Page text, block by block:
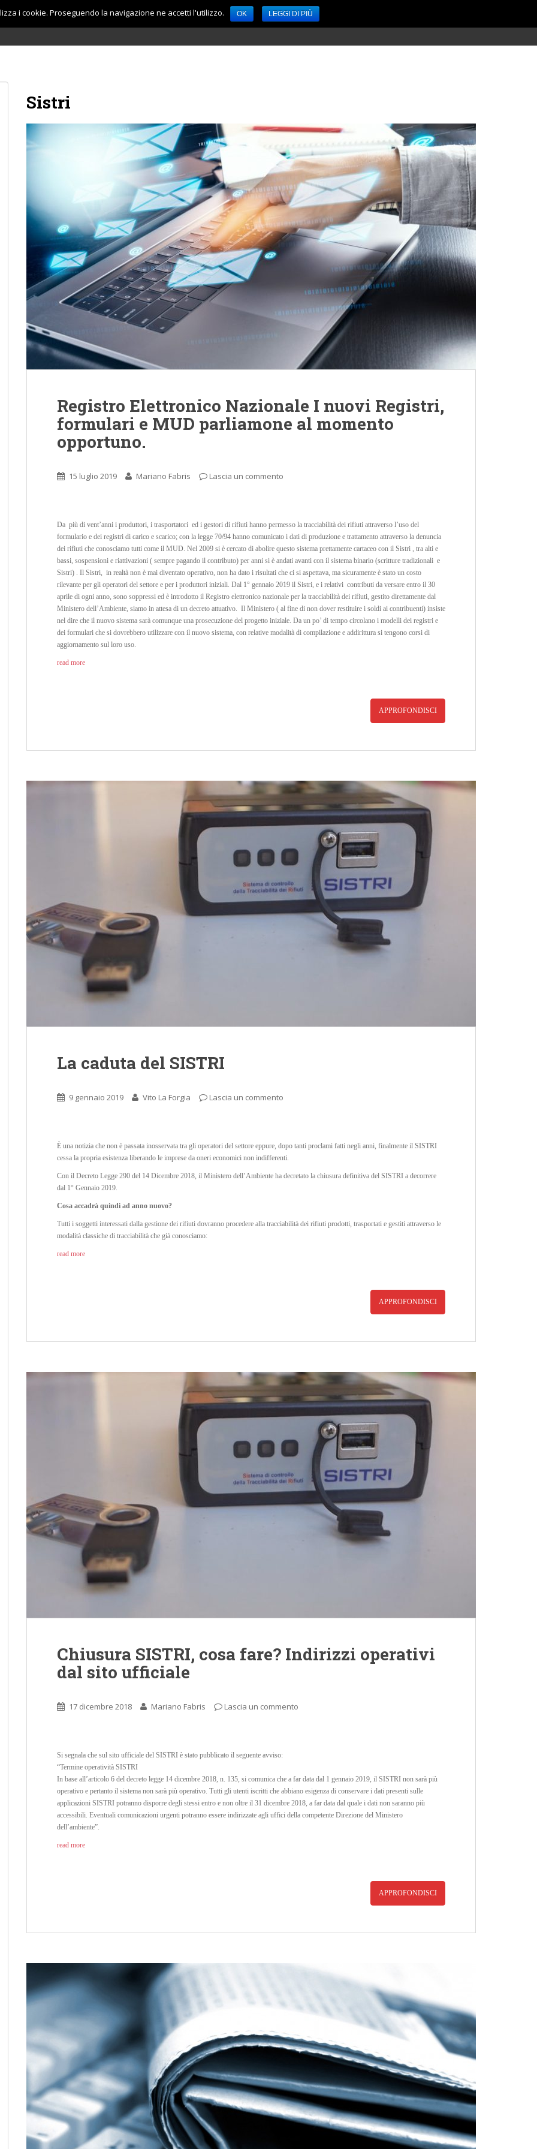
HOME SERVIZI
Sistri
Registro Elettronico Nazionale I nuovi Registri,
formulari e MUD parliamone al momento
opportuno.
15 luglio 2019 Mariano Fabris Lascia un commento
Da più di vent’anni i produttori, i trasportatori ed i gestori di rifiuti hanno permesso la tracciabilità dei rifiuti attraverso l’uso del
formulario e dei registri di carico e scarico; con la legge 70/94 hanno comunicato i dati di produzione e trattamento attraverso la denuncia
dei rifiuti che conosciamo tutti come il MUD. Nel 2009 si è cercato di abolire questo sistema prettamente cartaceo con il Sistri , tra alti e
bassi, sospensioni e riattivazioni ( sempre pagando il contributo) per anni si è andati avanti con il sistema binario (scritture tradizionali e
Sistri) . Il Sistri, in realtà non è mai diventato operativo, non ha dato i risultati che ci si aspettava, ma sicuramente è stato un costo
rilevante per gli operatori del settore e per i produttori iniziali. Dal 1° gennaio 2019 il Sistri, e i relativi contributi da versare entro il 30
aprile di ogni anno, sono soppressi ed è introdotto il Registro elettronico nazionale per la tracciabilità dei rifiuti, gestito direttamente dal
Ministero dell’Ambiente, siamo in attesa di un decreto attuativo. Il Ministero ( al fine di non dover restituire i soldi ai contribuenti) insiste
nel dire che il nuovo sistema sarà comunque una prosecuzione del progetto iniziale. Da un po’ di tempo circolano i modelli dei registri e
dei formulari che si dovrebbero utilizzare con il nuovo sistema, con relative modalità di compilazione e addirittura si tengono corsi di
aggiornamento sul loro uso.
read more
APPROFONDISCI
La caduta del SISTRI
9 gennaio 2019 Vito La Forgia Lascia un commento
È una notizia che non è passata inosservata tra gli operatori del settore eppure, dopo tanti proclami fatti negli anni, finalmente il SISTRI
cessa la propria esistenza liberando le imprese da oneri economici non indifferenti.
Con il Decreto Legge 290 del 14 Dicembre 2018, il Ministero dell’Ambiente ha decretato la chiusura definitiva del SISTRI a decorrere
dal 1° Gennaio 2019.
Cosa accadrà quindi ad anno nuovo?
Tutti i soggetti interessati dalla gestione dei rifiuti dovranno procedere alla tracciabilità dei rifiuti prodotti, trasportati e gestiti attraverso le
modalità classiche di tracciabilità che già conosciamo:
read more
APPROFONDISCI
Chiusura SISTRI, cosa fare? Indirizzi operativi
dal sito ufficiale
17 dicembre 2018 Mariano Fabris Lascia un commento
Si segnala che sul sito ufficiale del SISTRI è stato pubblicato il seguente avviso:
“Termine operatività SISTRI
In base all’articolo 6 del decreto legge 14 dicembre 2018, n. 135, si comunica che a far data dal 1 gennaio 2019, il SISTRI non sarà più
operativo e pertanto il sistema non sarà più operativo. Tutti gli utenti iscritti che abbiano esigenza di conservare i dati presenti sulle
applicazioni SISTRI potranno disporre degli stessi entro e non oltre il 31 dicembre 2018, a far data dal quale i dati non saranno più
accessibili. Eventuali comunicazioni urgenti potranno essere indirizzate agli uffici della competente Direzione del Ministero
dell’ambiente”.
read more
APPROFONDISCI
i cookie. Proseguendo la navigazione ne accetti l'utilizzo. OK LEGGI DI PIÙ